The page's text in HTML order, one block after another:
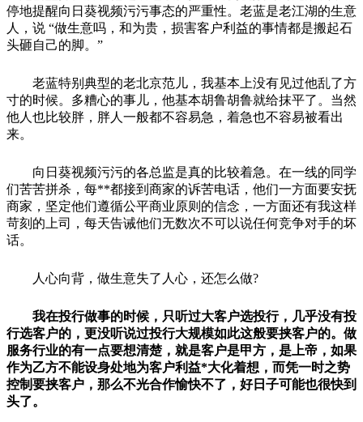
停地提醒向日葵视频污污事态的严重性。老蓝是老江湖的生意
人，说 “做生意吗，和为贵，损害客户利益的事情都是搬起石
头砸自己的脚。”
老蓝特别典型的老北京范儿，我基本上没有见过他乱了方
寸的时候。多糟心的事儿，他基本胡鲁胡鲁就给抹平了。当然
他人也比较胖，胖人一般都不容易急，着急也不容易被看出
来。
向日葵视频污污的各总监是真的比较着急。在一线的同学
们苦苦拼杀，每**都接到商家的诉苦电话，他们一方面要安抚
商家，坚定他们遵循公平商业原则的信念，一方面还有我这样
苛刻的上司，每天告诫他们无数次不可以说任何竞争对手的坏
话。
人心向背，做生意失了人心，还怎么做?
我在投行做事的时候，只听过大客户选投行，几乎没有投
行选客户的，更没听说过投行大规模如此这般要挟客户的。做
服务行业的有一点要想清楚，就是客户是甲方，是上帝，如果
作为乙方不能设身处地为客户利益*大化着想，而凭一时之势
控制要挟客户，那么不光合作愉快不了，好日子可能也很快到
头了。